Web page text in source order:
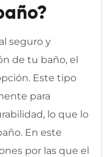
seguro y
de tu baño, el
Este tipo
para
lo que lo
En este
por las que el